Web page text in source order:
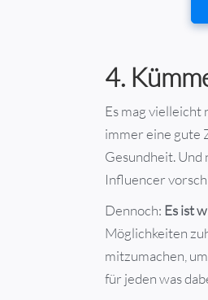
4.
Es mag vielleicht
immer eine gute
Gesundheit.
Influencer
Dennoch: Es ist
Möglichkeiten
mitzumachen,
für jeden was